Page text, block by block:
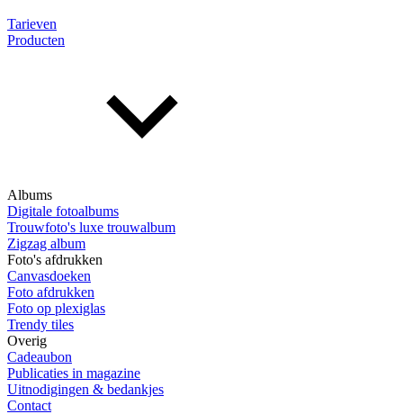
Tarieven
Producten
Albums
Digitale fotoalbums
Trouwfoto's luxe trouwalbum
Zigzag album
Foto's afdrukken
Canvasdoeken
Foto afdrukken
Foto op plexiglas
Trendy tiles
Overig
Cadeaubon
Publicaties in magazine
Uitnodigingen & bedankjes
Contact